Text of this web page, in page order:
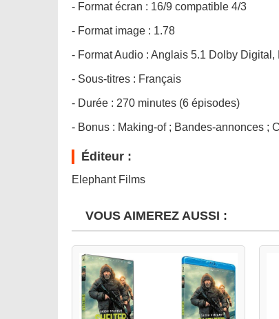
- Format écran : 16/9 compatible 4/3
- Format image : 1.78
- Format Audio : Anglais 5.1 Dolby Digital,
- Sous-titres : Français
- Durée : 270 minutes (6 épisodes)
- Bonus : Making-of ; Bandes-annonces ;
Éditeur :
Elephant Films
VOUS AIMEREZ AUSSI :